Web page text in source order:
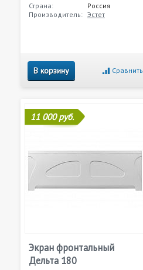
Страна:
Россия
Производитель: Эстет
В корзину Сравнить
11 000 руб.
Экран фронтальный
Дельта 180